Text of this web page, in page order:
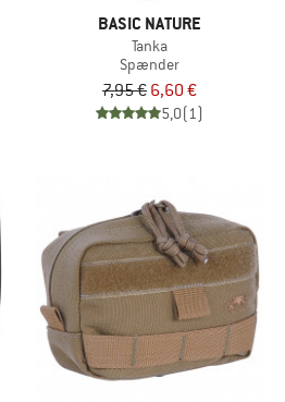
BASIC NATURE
Tanka
Spænder
7,95 € 6,60 €
5,0(1)